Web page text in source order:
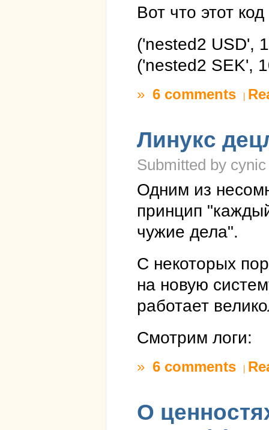
Вот что этот
('nested2 USD',
('nested2 SEK',
» 6 comments
Линукс
Submitted by
Одним из
принцип
чужие дела".
С некоторых
на новую
работает
Смотрим логи:
» 6 comments
О